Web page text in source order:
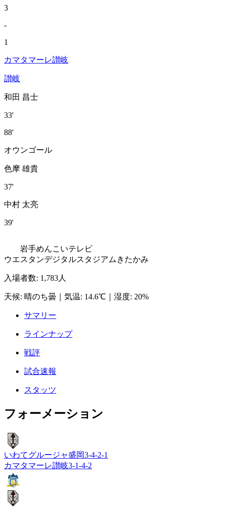
3
-
1
カマタマーレ讃岐
讃岐
和田 昌士
33'
88'
オウンゴール
色摩 雄貴
37'
中村 太亮
39'
岩手めんこいテレビ
ウエスタンデジタルスタジアムきたかみ
入場者数: 1,783人
天候: 晴のち曇 気温: 14.6℃ 湿度: 20%
サマリー
ラインナップ
戦評
試合速報
スタッツ
フォーメーション
いわてグルージャ盛岡3-4-2-1
カマタマーレ讃岐3-1-4-2